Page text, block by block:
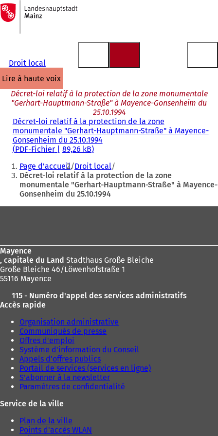
Accéder au contenu
Vers
la
page
d'accueil
Droit local
lire à haute voix
Décret-loi relatif à la protection de la zone monumentale
"Gerhart-Hauptmann-Straße" à Mayence-Gonsenheim du
25.10.1994
Décret-loi relatif à la protection de la zone
monumentale "Gerhart-Hauptmann-Straße" à Mayence-
Gonsenheim du 25.10.1994
PDF-Fichier 89,26 kB
Vous
êtes
Page d'accueil Droit local
Décret-loi relatif à la protection de la zone
monumentale "Gerhart-Hauptmann-Straße" à Mayence-
Gonsenheim du 25.10.1994
Mayence
, capitale du Land Stadthaus Große Bleiche
Große Bleiche 46/Löwenhofstraße 1
55116 Mayence
115 - Numéro d'appel des services administratifs
Accès rapide
Organisation administrative
Communiqués de presse
Offres d'emploi
Système d'information du Conseil
Appels d'offres publics
Portail de services (services en ligne)
S'abonner à la newsletter
Paramètres de confidentialité
Service de la ville
Plan de la ville
Points d'accès WLAN